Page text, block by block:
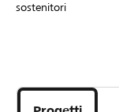
sostenitori
i
progetti